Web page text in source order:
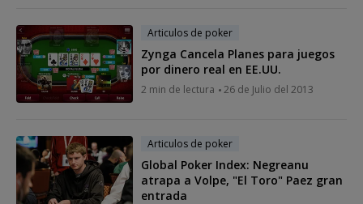
Articulos de poker
Zynga Cancela Planes para juegos
por dinero real en EE.UU.
2 min de lectura 26 de Julio del 2013
Articulos de poker
Global Poker Index: Negreanu
atrapa a Volpe, "El Toro" Paez gran
entrada